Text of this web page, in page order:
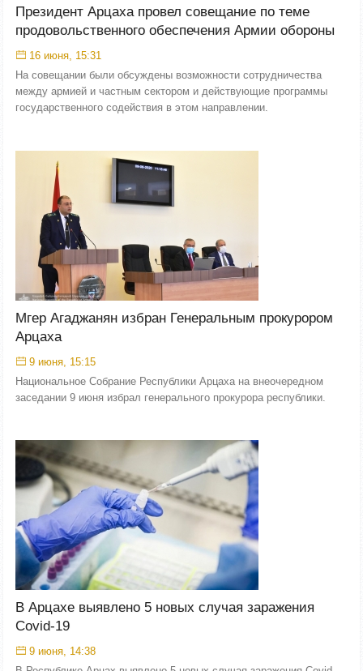
Президент Арцаха провел совещание по теме
продовольственного обеспечения Армии обороны
16 июня, 15:31
На совещании были обсуждены возможности сотрудничества
между армией и частным сектором и действующие программы
государственного содействия в этом направлении.
Мгер Агаджанян избран Генеральным прокурором
Арцаха
9 июня, 15:15
Национальное Собрание Республики Арцаха на внеочередном
заседании 9 июня избрал генерального прокурора республики.
В Арцахе выявлено 5 новых случая заражения
Covid-19
9 июня, 14:38